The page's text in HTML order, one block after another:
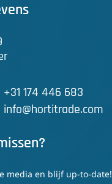
+31 174 446 683
info@hortitrade.com
media en blijf up-to-date!